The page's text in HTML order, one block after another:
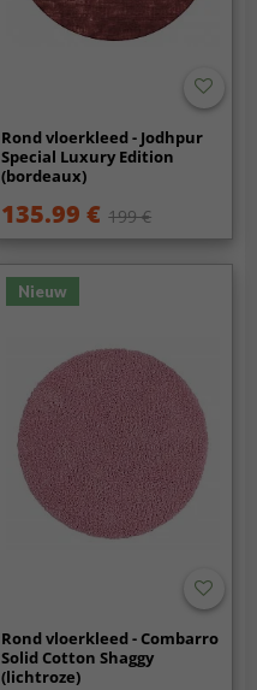
Rond vloerkleed - Jodhpur
Special Luxury Edition
(bordeaux)
135.99 € 199 €
Nieuw
Rond vloerkleed - Combarro
Solid Cotton Shaggy
(lichtroze)